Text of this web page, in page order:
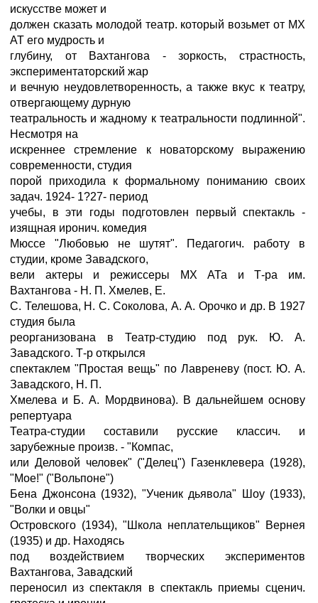
искусстве может и
должен сказать молодой театр. который возьмет от MX
AT его мудрость и
глубину, от Вахтангова - зоркость, страстность,
экспериментаторский жар
и вечную неудовлетворенность, а также вкус к театру,
отвергающему дурную
театральность и жадному к театральности подлинной".
Несмотря на
искреннее стремление к новаторскому выражению
современности, студия
порой приходила к формальному пониманию своих
задач. 1924- 1?27- период
учебы, в эти годы подготовлен первый спектакль -
изящная иронич. комедия
Мюссе "Любовью не шутят". Педагогич. работу в
студии, кроме Завадского,
вели актеры и режиссеры MX АТа и Т-ра им.
Вахтангова - Н. П. Хмелев, Е.
С. Телешова, Н. С. Соколова, А. А. Орочко и др. В 1927
студия была
реорганизована в Театр-студию под рук. Ю. А.
Завадского. Т-р открылся
спектаклем "Простая вещь" по Лавреневу (пост. Ю. А.
Завадского, Н. П.
Хмелева и Б. А. Мордвинова). В дальнейшем основу
репертуара
Театра-студии составили русские классич. и
зарубежные произв. - "Компас,
или Деловой человек" ("Делец") Газенклевера (1928),
"Мое!" ("Вольпоне")
Бена Джонсона (1932), "Ученик дьявола" Шоу (1933),
"Волки и овцы"
Островского (1934), "Школа неплательщиков" Вернея
(1935) и др. Находясь
под воздействием творческих экспериментов
Вахтангова, Завадский
переносил из спектакля в спектакль приемы сценич.